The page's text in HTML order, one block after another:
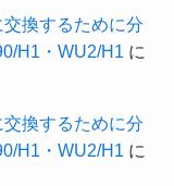
換するために分
H1・WU2/H1 に
換するために分
H1・WU2/H1 に